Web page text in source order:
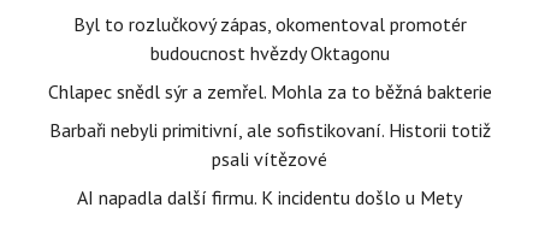
Byl to rozlučkový zápas, okomentoval promotér
budoucnost hvězdy Oktagonu
Chlapec snědl sýr a zemřel. Mohla za to běžná bakterie
Barbaři nebyli primitivní, ale sofistikovaní. Historii totiž
psali vítězové
AI napadla další firmu. K incidentu došlo u Mety